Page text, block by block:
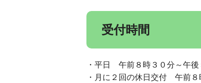
受付時間
・平日 午前８時３０分～午
・月に２回の休日交付 午前８